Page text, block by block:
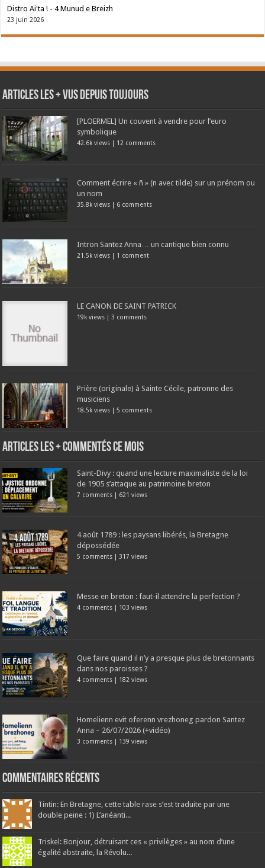
Distro Ai'ta ! - 4 Munud e Breizh
23 juin 2026
Articles les + vus depuis toujours
[PLOERMEL] Un couvent à vendre pour l’euro
symbolique
42.6k views | 12 comments
Comment écrire « ñ » (n avec tilde) sur un prénom ou
un nom
35.8k views | 6 comments
Intron Santez Anna… un cantique bien connu
21.5k views | 1 comment
LE CANON DE SAINT PATRICK
19k views | 3 comments
Prière (originale) à Sainte Cécile, patronne des
musiciens
18.5k views |5 comments
Articles les + commentés ce mois
Saint-Divy : quand une lecture maximaliste de la loi
de 1905 s’attaque au patrimoine breton
7 comments | 621 views
4 août 1789 : les paysans libérés, la Bretagne
dépossédée
5 comments | 317 views
Messe en breton : faut-il attendre la perfection ?
4 comments | 103 views
Que faire quand il n’y a presque plus de bretonnants
dans nos paroisses ?
4 comments | 182 views
Homelienn evit oferenn vrezhoneg pardon Santez
Anna – 26/07/2026 (+vidéo)
3 comments | 139 views
Commentaires récents
Tintin: En Bretagne, cette table rase s’est traduite par une
double peine : 1) L’anéanti...
Triskel: Bonjour, détruisant ces « privilèges » au nom d’une
égalité abstraite, la Révolu...